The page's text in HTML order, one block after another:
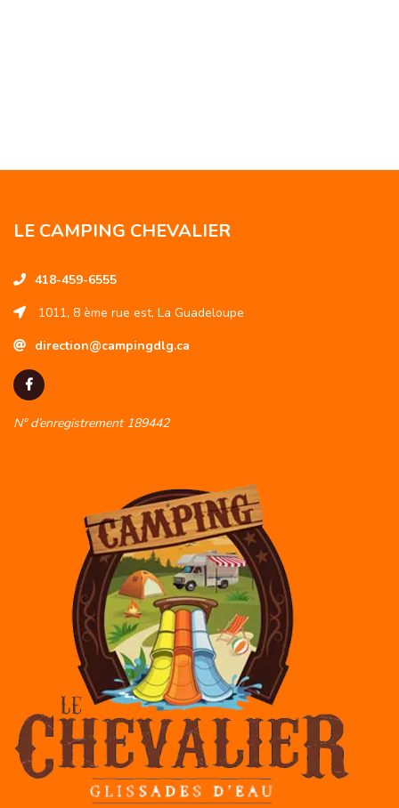
LE CAMPING CHEVALIER
418-459-6555
1011, 8 ème rue est, La Guadeloupe
direction@campingdlg.ca
N° d’enregistrement 189442